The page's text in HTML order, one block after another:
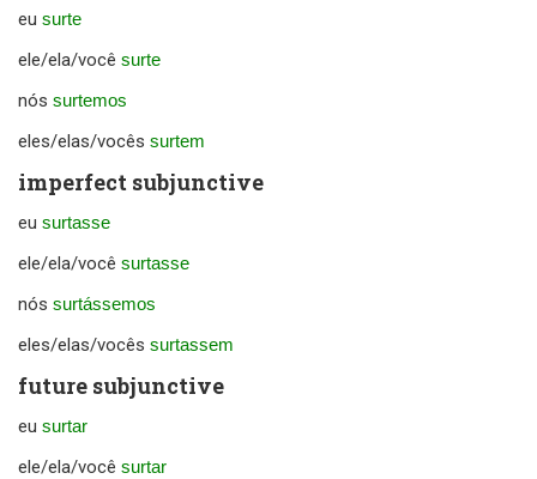
eu surte
ele/ela/você surte
nós surtemos
eles/elas/vocês surtem
imperfect subjunctive
eu surtasse
ele/ela/você surtasse
nós surtássemos
eles/elas/vocês surtassem
future subjunctive
eu surtar
ele/ela/você surtar